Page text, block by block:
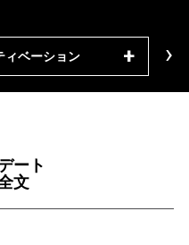
ィベーション ダ
›
ート
文